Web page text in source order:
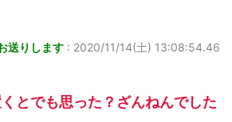
送りします : 2020/11/14(土) 13:08:54.46
とでも思った？ざんねんでした